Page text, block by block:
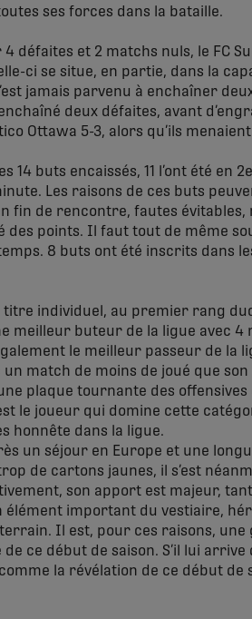
ses forces dans la bataille.
défaites et 2 matchs nuls, le FC
ci se situe, en partie, dans la
jamais parvenu à enchaîner
deux défaites, avant
Ottawa 5-3, alors qu’ils menaient
buts encaissés, 11 l’ont été en
Les raisons de ces buts
fin de rencontre, fautes évitables,
des points. Il faut tout de même
8 buts ont été inscrits dans
individuel, au premier rang
meilleur buteur de la ligue avec 4
le meilleur passeur de la
un match de moins de joué que
plaque tournante des offensives
le joueur qui domine cette
honnête dans la ligue.
un séjour en Europe et une
de cartons jaunes, il s’est
son apport est majeur,
élément important du vestiaire,
Il est, pour ces raisons,
ce début de saison. S’il lui arrive
la révélation de ce début de